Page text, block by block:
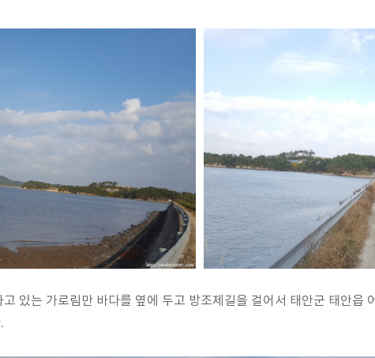
있는 가로림만 바다를 옆에 두고 방조제길을 걸어서 태안군 태안읍